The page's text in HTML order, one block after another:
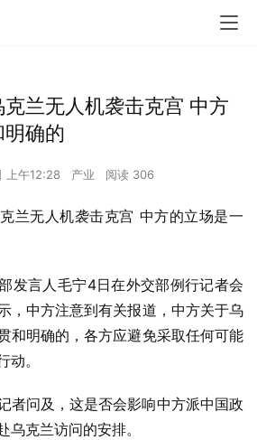
兰无人机袭击克宫 中方
确的
上午12:28 产业 阅读 306
兰无人机袭击克宫 中方的立场是一
发言人毛宁4日在外交部例行记者会
，中方注意到有关报道，中方关于乌
和明确的，各方应避免采取任何可能
。
者问及，这是否会影响中方派中国政
乌克兰访问的安排。